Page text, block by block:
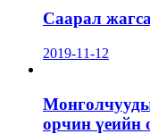
Саарал
2019-11-12
орчин үеийн